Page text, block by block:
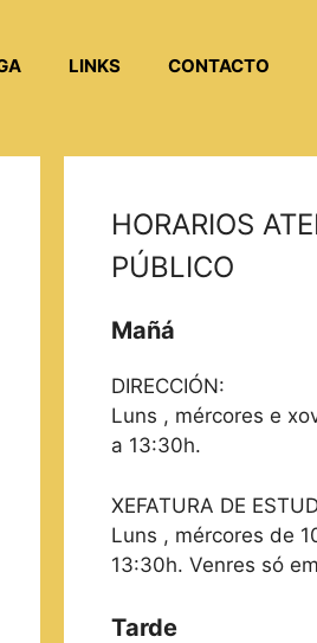
LINKS CONTACTO
HORARIOS
PÚBLICO
Mañá
DIRECCIÓN:
Luns , mércores e
a 13:30h.
XEFATURA DE
Luns , mércores de
13:30h. Venres só
Tarde